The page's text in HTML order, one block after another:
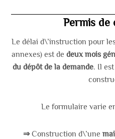
Permis de
Le délai d\’instruction pour
annexes) est de deux mois
du dépôt de la demande. Il est
Le formulaire varie
⇒Construction d\’une